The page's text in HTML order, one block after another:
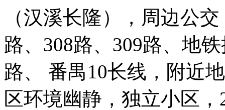
（汉溪长隆），周边公
路、308路、309路、地
路、 番禺10长线，附近
区环境幽静，独立小区